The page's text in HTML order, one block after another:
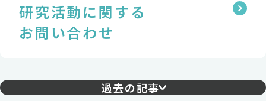
研究活動に関する
お問い合わせ
過去の記事